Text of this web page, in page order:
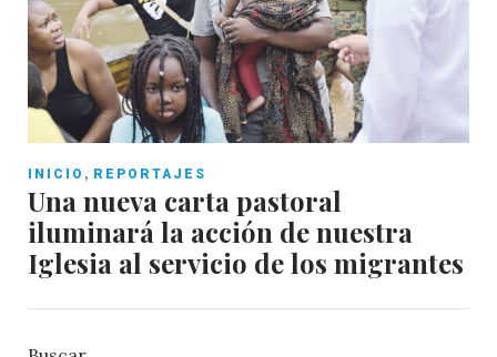
INICIO , REPORTAJES
Una nueva carta pastoral
iluminará la acción de nuestra
Iglesia al servicio de los migrantes